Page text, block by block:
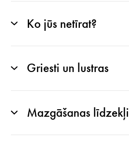
Ko jūs netīrat?
Griesti un lustras
Mazgāšanas līdzekļi